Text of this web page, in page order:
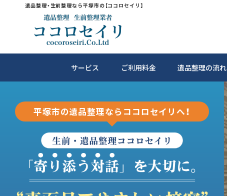
遺品整理・生前整理なら平塚市の【ココロセイリ】
サービス ご利用料金 遺品整理の流れ
平塚市の遺品整理ならココロセイリへ！